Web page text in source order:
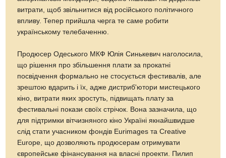
витрати, щоб звільнитися від російського політичного
впливу. Тепер прийшла черга те саме робити
українському телебаченню.
Продюсер Одеського МКФ Юлія Синькевич наголосила,
що рішення про збільшення плати за прокатні
посвідчення формально не стосується фестивалів, але
зрештою вдарить і їх, адже дистриб'ютори мистецького
кіно, витрати яких зростуть, підвищать плату за
фестивальні покази своїх стрічок. Вона зазначила, що
для підтримки вітчизняного кіно Україні якнайшвидше
слід стати учасником фондів Eurimages та Creative
Europe, що дозволяють продюсерам отримувати
європейське фінансування на власні проекти. Пилип